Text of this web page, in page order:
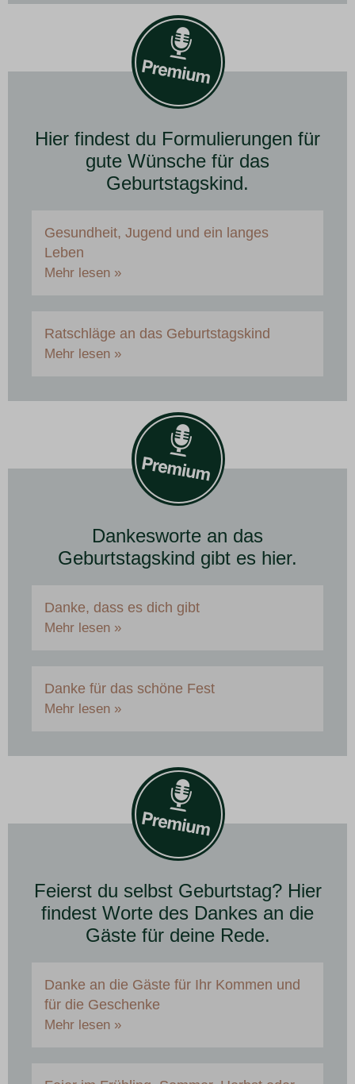
Hier findest du Formulierungen für
gute Wünsche für das
Geburtstagskind.
Gesundheit, Jugend und ein langes
Leben
Mehr lesen »
Ratschläge an das Geburtstagskind
Mehr lesen »
Dankesworte an das
Geburtstagskind gibt es hier.
Danke, dass es dich gibt
Mehr lesen »
Danke für das schöne Fest
Mehr lesen »
Feierst du selbst Geburtstag? Hier
findest Worte des Dankes an die
Gäste für deine Rede.
Danke an die Gäste für Ihr Kommen und
für die Geschenke
Mehr lesen »